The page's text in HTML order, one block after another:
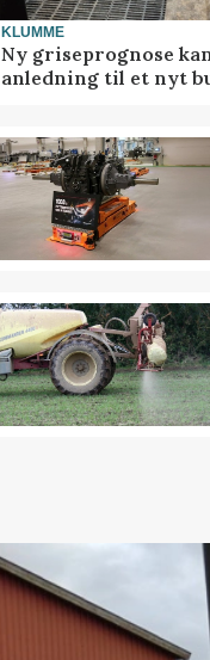
KLUMME
Ny griseprognose
anledning til et nyt